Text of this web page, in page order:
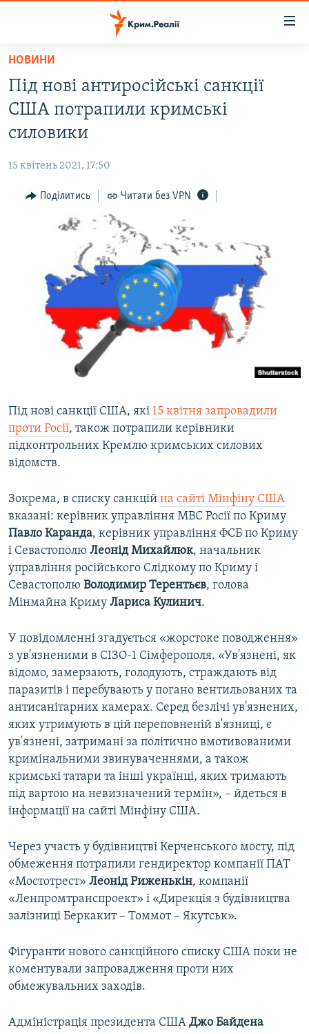
Перейти
основного
матеріалу
до
основної
Перейти
ВОДА.КРИМ
ВІДЕО ТА ФОТО
БЛОГИ
ПОГЛЯД
ІНТЕРВ'Ю
СПЕЦПРОЕКТИ
ДЕПОРТАЦІЯ
ВІДЕОУРОКИ «ELIFBE»
СВІДЧЕННЯ ОКУПАЦІЇ
УКРАЇНСЬКА ПРОБЛЕМА КРИМУ
ЯК ОБІЙТИ БЛОКУВАННЯ
Усі сайти RFE/RL
НОВИНИ
Під нові антиросійські санкції
США потрапили кримські
силовики
15 квітень 2021, 17:50
Поділитись Читати без VPN
Під нові санкції США, які 15 квітня запровадили
проти Росії, також потрапили керівники
підконтрольних Кремлю кримських силових
відомств.
Зокрема, в списку санкцій на сайті Мінфіну США
вказані: керівник управління МВС Росії по Криму
Павло Каранда, керівник управління ФСБ по Криму
і Севастополю Леонід Михайлюк, начальник
управління російського Слідкому по Криму і
Севастополю Володимир Терентьєв, голова
Мінмайна Криму Лариса Кулинич.
У повідомленні згадується «жорстоке поводження»
з ув'язненими в СІЗО-1 Сімферополя. «Ув'язнені, як
відомо, замерзають, голодують, страждають від
паразитів і перебувають у погано вентильованих та
антисанітарних камерах. Серед безлічі ув'язнених,
яких утримують в цій переповненій в'язниці, є
ув'язнені, затримані за політично вмотивованими
кримінальними звинуваченнями, а також
кримські татари та інші українці, яких тримають
під вартою на невизначений термін», – йдеться в
інформації на сайті Мінфіну США.
Через участь у будівництві Керченського мосту, під
обмеження потрапили гендиректор компанії ПАТ
«Мостотрест» Леонід Риженькін, компанії
«Ленпромтранспроект» і «Дирекція з будівництва
залізниці Беркакит – Томмот – Якутськ».
Фігуранти нового санкційного списку США поки не
коментували запровадження проти них
обмежувальних заходів.
Адміністрація президента США Джо Байдена